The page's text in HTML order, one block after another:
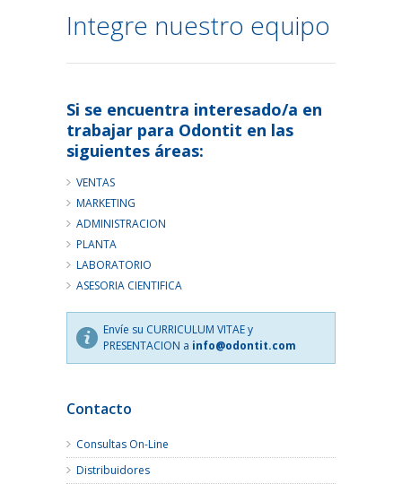
Integre nuestro equipo
Si se encuentra interesado/a en
trabajar para Odontit en las
siguientes áreas:
VENTAS
MARKETING
ADMINISTRACION
PLANTA
LABORATORIO
ASESORIA CIENTIFICA
Envíe su CURRICULUM VITAE y
PRESENTACION a info@odontit.com
Contacto
Consultas On-Line
Distribuidores